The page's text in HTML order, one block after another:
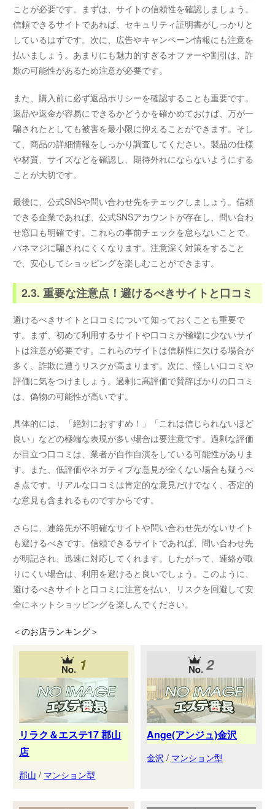
ことが必要です。まずは、サイトの信頼性を確認しましょう。
信頼できるサイトであれば、セキュリティ証明書がしっかりと
しているはずです。次に、広告やキャンペーン情報にも注意を
払いましょう。あまりにも魅力的すぎるオファーや割引は、詐
欺の可能性があるため注意が必要です。
また、購入前に必ず返品ポリシーを確認することも重要です。
返品や返金が容易にできるかどうかを確かめておけば、万が一
騙されたとしても被害を最小限に抑えることができます。そし
て、商品の詳細情報をしっかり調査してください。製品の仕様
や材質、サイズなどを確認し、期待外れにならないようにする
ことが大切です。
最後に、公式SNSや問い合わせ先をチェックしましょう。信頼
できる企業であれば、公式SNSアカウントが存在し、問い合わ
せ窓口も明確です。これらの事前チェックを怠らないことで、
パネマジに騙されにくくなります。注意深く対策をすること
で、安心してショッピングを楽しむことができます。
2.3. 重要な注意点！避けるべきサイトと口コミ
避けるべきサイトと口コミについて知っておくことも重要で
す。まず、初めて利用するサイトや口コミが極端に少ないサイ
トは注意が必要です。これらのサイトは信頼性に欠ける場合が
多く、詐欺に遭うリスクが高まります。次に、怪しい口コミや
評価に気をつけましょう。過剰に高評価で賛辞ばかりの口コミ
は、偽物の可能性が高いです。
具体的には、「絶対におすすめ！」「これは信じられないほど
良い」などの極端な表現が多い場合は要注意です。過剰な評価
が目立つ口コミは、業者が自作自演をしている可能性がありま
す。また、低評価やネガティブな意見が全くない場合も疑うべ
き点です。リアルな口コミは肯定的な意見だけでなく、否定的
な意見も含まれるものですからです。
さらに、連絡先が不明確なサイトや問い合わせ先がないサイト
も避けるべきです。信頼できるサイトであれば、問い合わせ先
が明記され、迅速に対応してくれます。したがって、連絡が取
りにくい場合は、利用を避けると良いでしょう。このように、
避けるべきサイトと口コミに注意を払い、リスクを回避して安
全にネットショッピングを楽しんでください。
＜のお店ランキング＞
1
リラク＆エステ17 郡山
店
郡山 / マンション型
2
Ange(アンジュ)金沢
金沢 / マンション型